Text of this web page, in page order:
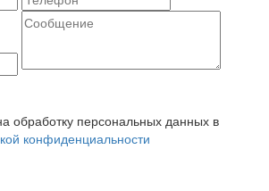
обработку персональных данных в
конфиденциальности